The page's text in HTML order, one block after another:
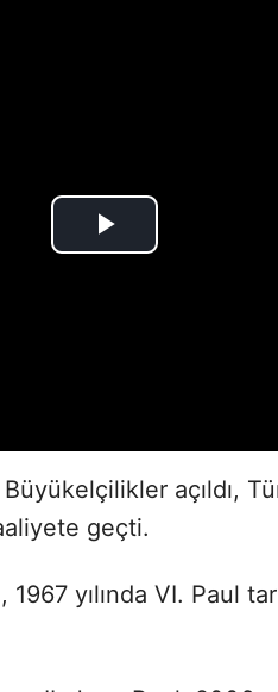
Büyükelçilikler açıldı,
geçti.
yılında VI. Paul